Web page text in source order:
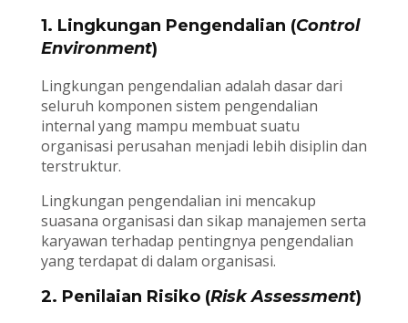
1. Lingkungan Pengendalian (Control
Environment)
Lingkungan pengendalian adalah dasar dari
seluruh komponen sistem pengendalian
internal yang mampu membuat suatu
organisasi perusahan menjadi lebih disiplin dan
terstruktur.
Lingkungan pengendalian ini mencakup
suasana organisasi dan sikap manajemen serta
karyawan terhadap pentingnya pengendalian
yang terdapat di dalam organisasi.
2. Penilaian Risiko (Risk Assessment)